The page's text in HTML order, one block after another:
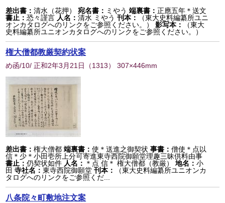
差出書：清水（花押） 宛名書： ミやう 端裏書：正應五年＊送文
書止：恐々謹言 人名：清水 ミやう 刊本：
（東大史料編纂所ユニ
オンカタログへのリンクをご参照ください。）
影写本：
（東大
史料編纂所ユニオンカタログへのリンクをご参照ください。）
権大僧都教厳契約状案
め函/10/ 正和2年3月21日 （1313） 307×446mm
差出書：権大僧都 端裏書：使＊送進之御契状 事書：僧使＊点以
信＊少＊小田壱所上分可寄進東寺西院御願堂理趣三昧供料由事
書止：仍契状如件 人名： ＊点 信＊ 権大僧都（教厳） 地名：小
田 寺社名：東寺西院御願堂 刊本：
（東大史料編纂所ユニオンカ
タログへのリンクをご参照くだ...
八条院々町敷地注文案